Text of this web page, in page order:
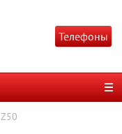
Телефоны